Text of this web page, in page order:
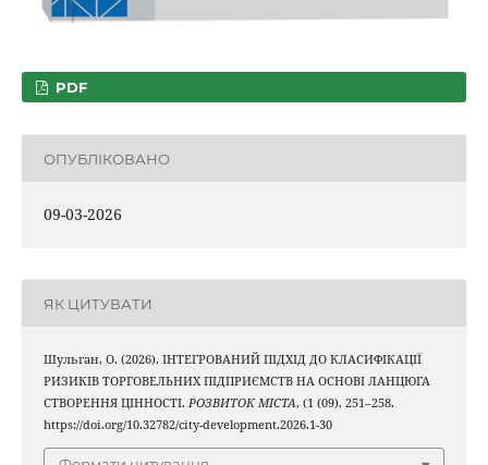
PDF
ОПУБЛІКОВАНО
09-03-2026
ЯК ЦИТУВАТИ
Шульган, О. (2026). ІНТЕГРОВАНИЙ ПІДХІД ДО КЛАСИФІКАЦІЇ
РИЗИКІВ ТОРГОВЕЛЬНИХ ПІДПРИЄМСТВ НА ОСНОВІ ЛАНЦЮГА
СТВОРЕННЯ ЦІННОСТІ. РОЗВИТОК МІСТА, (1 (09), 251–258.
https://doi.org/10.32782/city-development.2026.1-30